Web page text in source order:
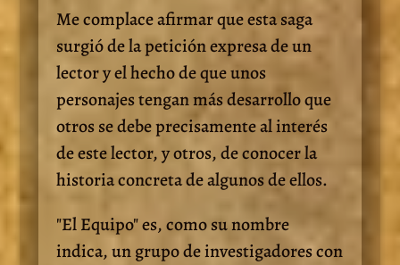
Me complace afirmar que esta saga
surgió de la petición expresa de un
lector y el hecho de que unos
personajes tengan más desarrollo que
otros se debe precisamente al interés
de este lector, y otros, de conocer la
historia concreta de algunos de ellos.
"El Equipo" es, como su nombre
indica, un grupo de investigadores con